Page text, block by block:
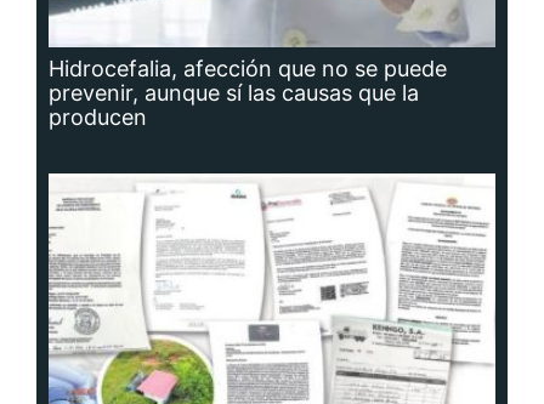
Hidrocefalia, afección que no se puede
prevenir, aunque sí las causas que la
producen